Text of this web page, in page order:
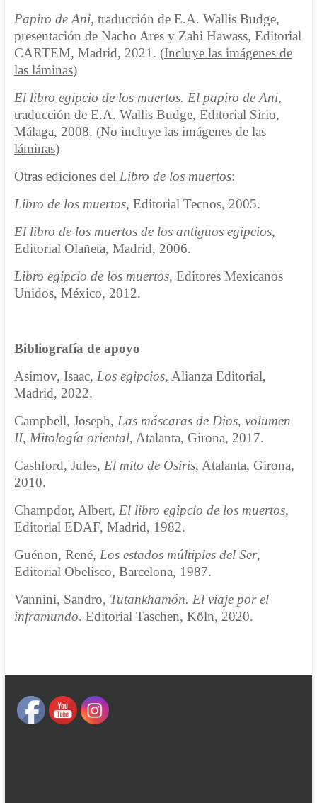
Papiro de Ani, traducción de E.A. Wallis Budge,
presentación de Nacho Ares y Zahi Hawass, Editorial
CARTEM, Madrid, 2021. (Incluye las imágenes de
las láminas)
El libro egipcio de los muertos. El papiro de Ani,
traducción de E.A. Wallis Budge, Editorial Sirio,
Málaga, 2008. (No incluye las imágenes de las
láminas)
Otras ediciones del Libro de los muertos:
Libro de los muertos, Editorial Tecnos, 2005.
El libro de los muertos de los antiguos egipcios,
Editorial Olañeta, Madrid, 2006.
Libro egipcio de los muertos, Editores Mexicanos
Unidos, México, 2012.
Bibliografía de apoyo
Asimov, Isaac, Los egipcios, Alianza Editorial,
Madrid, 2022.
Campbell, Joseph, Las máscaras de Dios, volumen
II, Mitología oriental, Atalanta, Girona, 2017.
Cashford, Jules, El mito de Osiris, Atalanta, Girona,
2010.
Champdor, Albert, El libro egipcio de los muertos,
Editorial EDAF, Madrid, 1982.
Guénon, René, Los estados múltiples del Ser,
Editorial Obelisco, Barcelona, 1987.
Vannini, Sandro, Tutankhamón. El viaje por el
inframundo. Editorial Taschen, Köln, 2020.